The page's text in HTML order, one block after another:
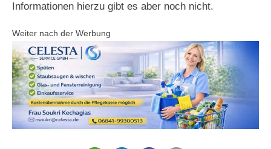
Informationen hierzu gibt es aber noch nicht.
Weiter nach der Werbung